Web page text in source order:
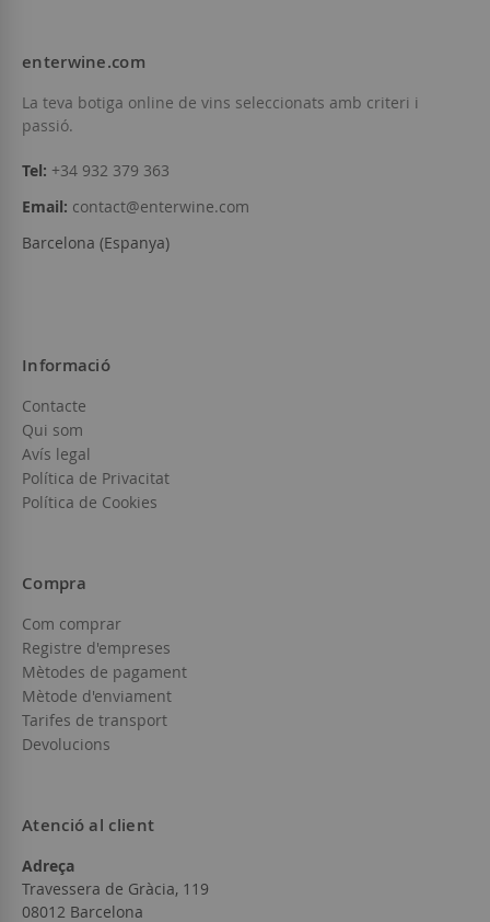
enterwine.com
La teva botiga online de vins seleccionats amb criteri i
passió.
Tel: +34 932 379 363
Email: contact@enterwine.com
Barcelona (Espanya)
Informació
Contacte
Qui som
Avís legal
Política de Privacitat
Política de Cookies
Compra
Com comprar
Registre d'empreses
Mètodes de pagament
Mètode d'enviament
Tarifes de transport
Devolucions
Atenció al client
Adreça
Travessera de Gràcia, 119
08012 Barcelona